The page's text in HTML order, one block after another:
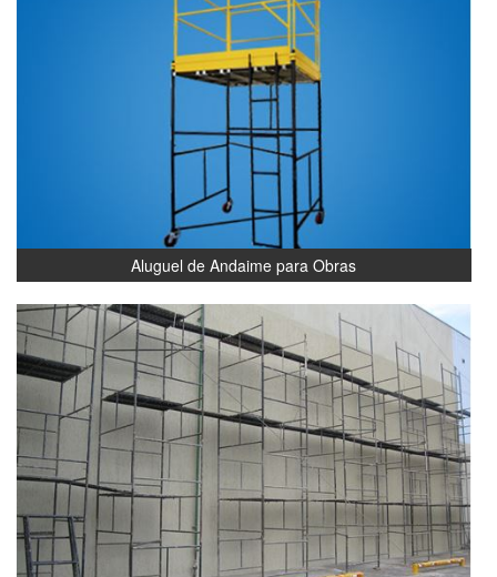
Aluguel de Andaime para Obras